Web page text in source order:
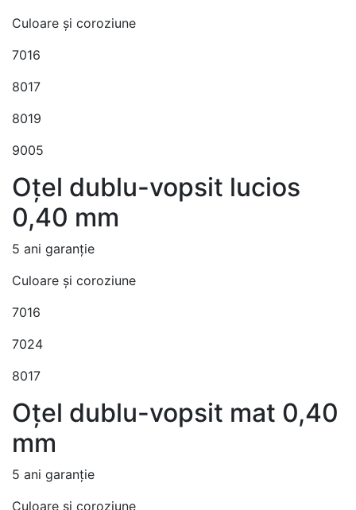
Culoare și coroziune
7016
8017
8019
9005
Oțel dublu-vopsit lucios
0,40 mm
5 ani garanție
Culoare și coroziune
7016
7024
8017
Oțel dublu-vopsit mat 0,40
mm
5 ani garanție
Culoare și coroziune